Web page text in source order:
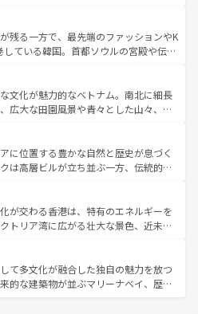
なお、新着のハワイ情報
を参照してほしい。
ィも充実しており、サーフィンやダイ
など、アウトドア好きにはたまらな
の多彩な魅力を存分に味わいつくそ
地帯である台湾東部など、都市の喧騒
存しており、訪れる人に新しい発見と
れる。また、奥深い台湾の食文化も魅
スイーツなど、バラエティ豊かな料理
る。 なお、新着の台湾情報は コンテンツ一覧を参
残る一方で、最先端のファッションやK
ている韓国。首都ソウルの宮殿や伝統
せば四季折々の自然美を楽しむことが
ムチや焼肉、絶品のストリートフード
国料理が待っている。夜には、韓国な
ら、韓国の多彩な魅力を心ゆくまで味
わってみてほしい。 なお、新着の韓国情報はコンテンツ一
。
文化が魅力的なベトナム。南北に細長
広大な田園風景や青々とした山々、世
統が息づく。ハノイの古い町並みやホ
ス統治時代の建物も、独特の雰囲気を
た、バラエティの豊かさとおいしさで
ンミー、ベトナムコーヒーなどは、ぜ
。どの地域を訪れてもあたたかい人々
れるので、きっと忘れられない旅にな
に位置する豊かな自然と歴史が息づく
は高層ビルが立ち並ぶ一方、伝統的な
る。北部ではチェンマイなどの山岳地
、南部ではプーケットやクラビの美し
気分を楽しむことができる。タイ料理
中温暖で、どの季節にも異なる楽しみ
みやすいタイの人々、仏教を中心とし
な観光資源が、訪れる旅人を魅了し続
が交わる香港は、特有のエネルギーを
トリア湾に広がる壮大な景色、近未来
感動するはず。観光スポットが密集し
どころを回れるのも魅力。息をのむよ
な体験まで、香港を存分に楽しみ尽く
て多文化が融合した独自の魅力を放つ
的な建築物が並ぶマリーナベイ、歴史